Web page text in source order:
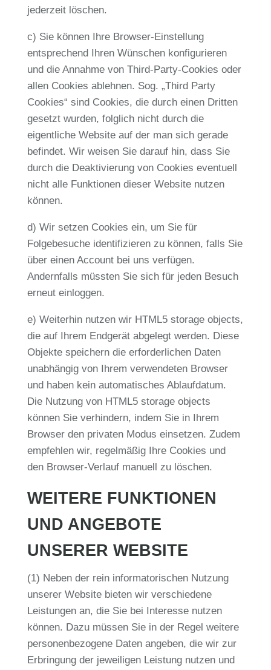
jederzeit löschen.
c) Sie können Ihre Browser-Einstellung
entsprechend Ihren Wünschen konfigurieren
und die Annahme von Third-Party-Cookies oder
allen Cookies ablehnen. Sog. „Third Party
Cookies“ sind Cookies, die durch einen Dritten
gesetzt wurden, folglich nicht durch die
eigentliche Website auf der man sich gerade
befindet. Wir weisen Sie darauf hin, dass Sie
durch die Deaktivierung von Cookies eventuell
nicht alle Funktionen dieser Website nutzen
können.
d) Wir setzen Cookies ein, um Sie für
Folgebesuche identifizieren zu können, falls Sie
über einen Account bei uns verfügen.
Andernfalls müssten Sie sich für jeden Besuch
erneut einloggen.
e) Weiterhin nutzen wir HTML5 storage objects,
die auf Ihrem Endgerät abgelegt werden. Diese
Objekte speichern die erforderlichen Daten
unabhängig von Ihrem verwendeten Browser
und haben kein automatisches Ablaufdatum.
Die Nutzung von HTML5 storage objects
können Sie verhindern, indem Sie in Ihrem
Browser den privaten Modus einsetzen. Zudem
empfehlen wir, regelmäßig Ihre Cookies und
den Browser-Verlauf manuell zu löschen.
WEITERE FUNKTIONEN
UND ANGEBOTE
UNSERER WEBSITE
(1) Neben der rein informatorischen Nutzung
unserer Website bieten wir verschiedene
Leistungen an, die Sie bei Interesse nutzen
können. Dazu müssen Sie in der Regel weitere
personenbezogene Daten angeben, die wir zur
Erbringung der jeweiligen Leistung nutzen und